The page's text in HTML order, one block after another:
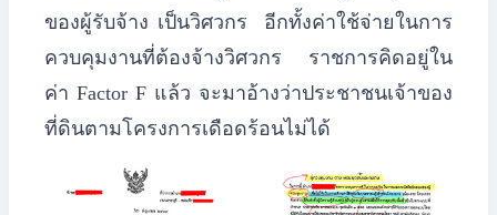
ของผู้รับจ้าง เป็นวิศวกร อีกทั้งค่าใช้จ่ายในการ
ควบคุมงานที่ต้องจ้างวิศวกร ราชการคิดอยู่ใน
ค่า Factor F แล้ว จะมาอ้างว่าประชาชนเจ้าของ
ที่ดินตามโครงการเดือดร้อนไม่ได้